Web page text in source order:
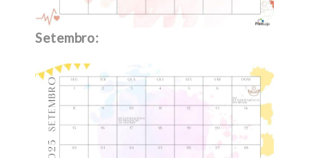
Setembro: